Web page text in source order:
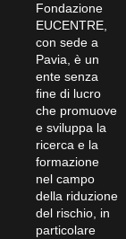
Fondazione
EUCENTRE,
con sede a
Pavia, è un
ente senza
fine di lucro
che promuove
e sviluppa la
ricerca e la
formazione
nel campo
della riduzione
del rischio, in
particolare